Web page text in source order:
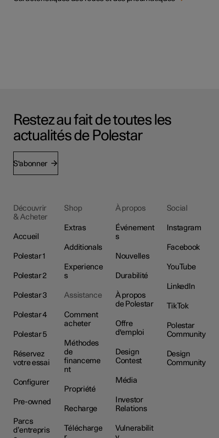
Restez au fait de toutes les
actualités de Polestar
S'abonner
Découvrir
& Acheter
Accueil
Polestar 1
Polestar 2
Polestar 3
Polestar 4
Polestar 5
Réservez
votre essai
Configurer
Pre-owned
Parcs
d’entrepris
Shop
Extras
Additionals
Experience
s
Assistance
Comment
acheter
Méthodes
de
financeme
nt
Propriété
Recharge
Télécharge
À propos
Événement
s
Nouvelles
Durabilité
À propos
de Polestar
Offre
d'emploi
Design
Contest
Média
Investor
Relations
Vulnerabilit
Social
Instagram
Facebook
YouTube
LinkedIn
TikTok
Polestar
Community
Design
Community